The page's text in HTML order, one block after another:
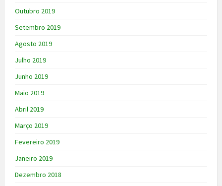
Outubro 2019
Setembro 2019
Agosto 2019
Julho 2019
Junho 2019
Maio 2019
Abril 2019
Março 2019
Fevereiro 2019
Janeiro 2019
Dezembro 2018